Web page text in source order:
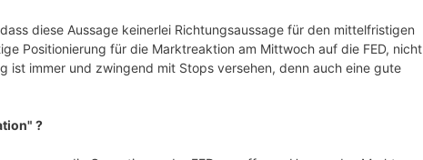
diese Aussage keinerlei Richtungsaussage für den mittelfristigen
Positionierung für die Marktreaktion am Mittwoch auf die FED, nicht
ist immer und zwingend mit Stops versehen, denn auch eine gute
?